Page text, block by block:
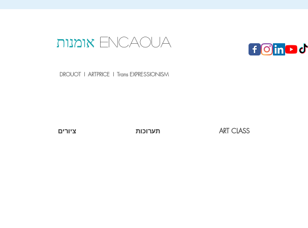
אומנות ENCAOUA
DROUOT I ARTPRICE I Trans EXPRESSIONISM
ציורים תערוכות ART CLASS